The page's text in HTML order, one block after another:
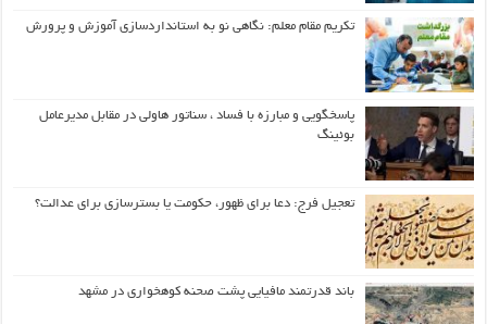
تکریم مقام معلم: نگاهی نو به استانداردسازی آموزش و پرورش
پاسخگویی و مبارزه با فساد ، سناتور هاولی در مقابل مدیرعامل
بوئینگ
تعجیل فرج: دعا برای ظهور، حکومت یا بسترسازی برای عدالت؟
باند قدرتمند مافیایی پشت صحنه کوهخواری در مشهد